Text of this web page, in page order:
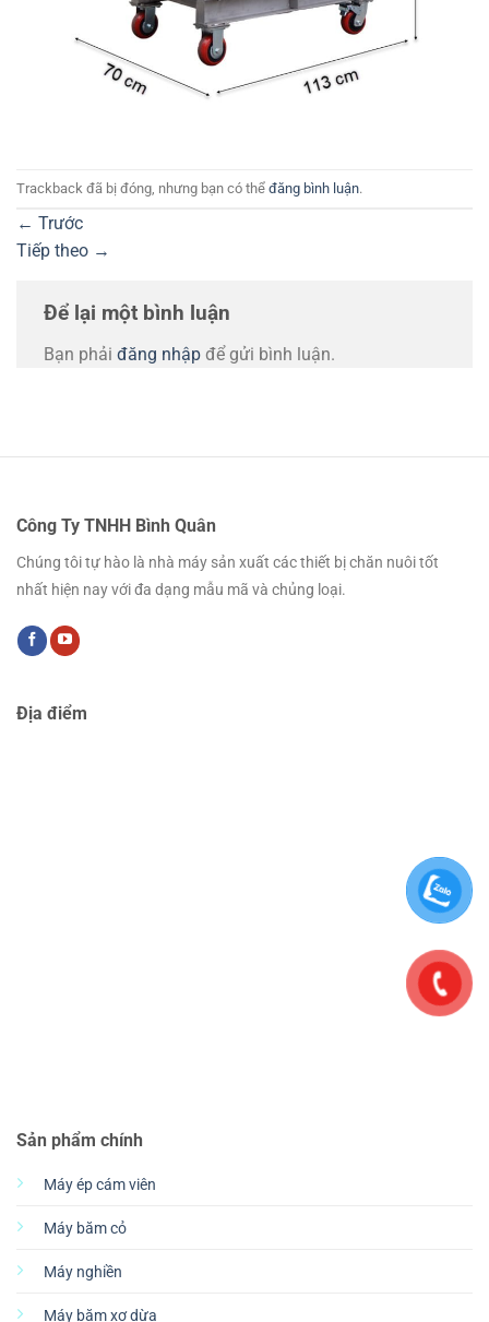
Trackback đã bị đóng, nhưng bạn có thể đăng bình luận.
← Trước
Tiếp theo →
Để lại một bình luận
Bạn phải đăng nhập để gửi bình luận.
Công Ty TNHH Bình Quân
Chúng tôi tự hào là nhà máy sản xuất các thiết bị chăn nuôi tốt
nhất hiện nay với đa dạng mẫu mã và chủng loại.
Sản phẩm chính
Máy ép cám viên
Máy băm cỏ
Máy nghiền
Máy băm xơ dừa
Địa điểm